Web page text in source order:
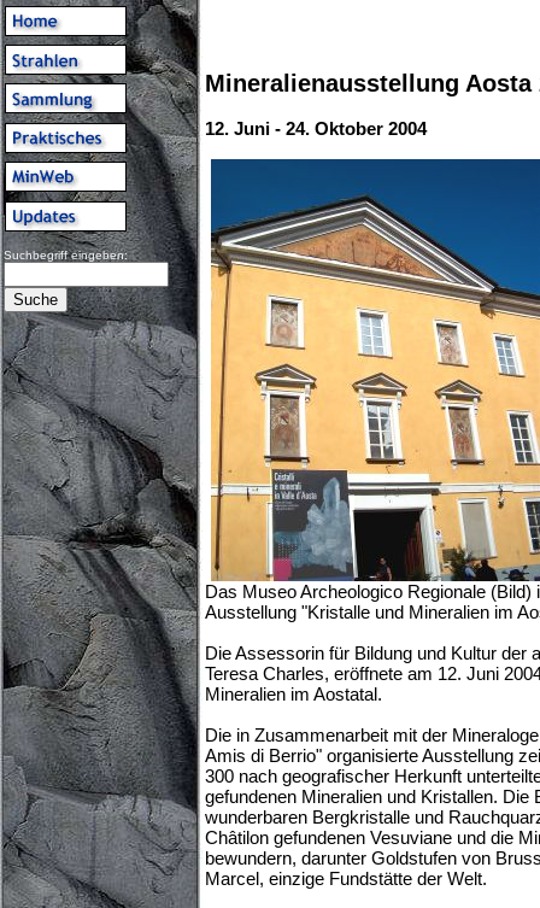
Suchbegriff eingeben:
Mineralienausstellung Aosta
12. Juni - 24. Oktober 2004
Das Museo Archeologico Regionale (Bild)
Ausstellung "Kristalle und Mineralien im
Die Assessorin für Bildung und Kultur der
Teresa Charles, eröffnete am 12. Juni
Mineralien im Aostatal.
Die in Zusammenarbeit mit der
Amis di Berrio" organisierte Ausstellung
300 nach geografischer Herkunft
gefundenen Mineralien und Kristallen. Die
wunderbaren Bergkristalle und
Châtilon gefundenen Vesuviane und die
bewundern, darunter Goldstufen von
Marcel, einzige Fundstätte der Welt.